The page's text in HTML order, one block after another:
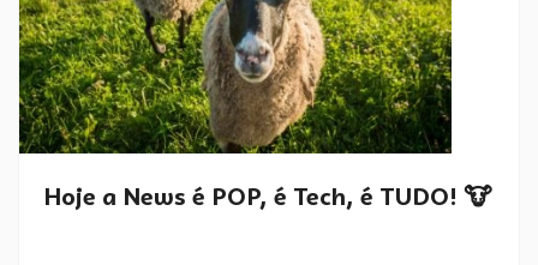
Hoje a News é POP, é Tech, é TUDO! 🐮